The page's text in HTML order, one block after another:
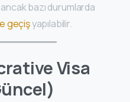
ancak bazı durumlarda
geçişyapılabilir.
Visa